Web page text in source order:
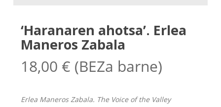
‘Haranaren ahotsa’. Erlea
Maneros Zabala
18,00 € (BEZa barne)
Erlea Maneros Zabala. The Voice of the Valley